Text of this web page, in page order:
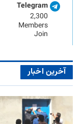
Telegram
2,300
Members
Join
آخرین اخبار